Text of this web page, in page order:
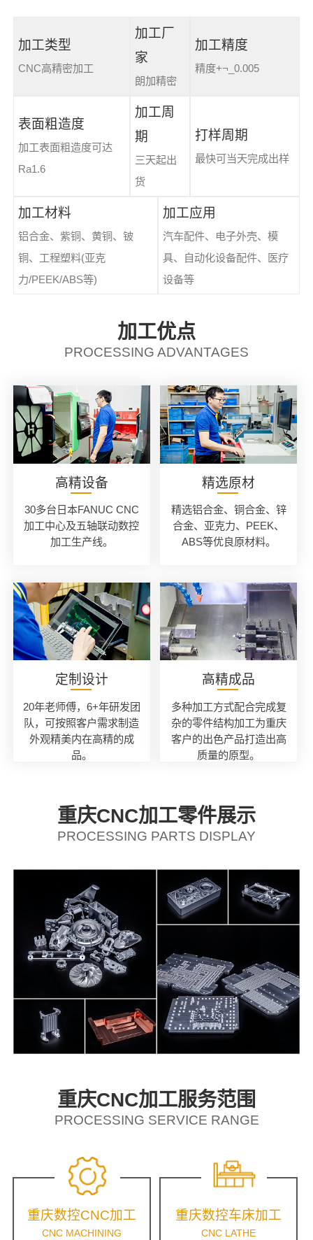
加工类型
CNC高精密加工
加工厂
家
朗加精密
加工精度
精度+¬_0.005
表面粗造度
加工表面粗造度可达
Ra1.6
加工周
期
三天起出
货
打样周期
最快可当天完成出样
加工材料
铝合金、紫铜、黄铜、铍
铜、工程塑料(亚克
力/PEEK/ABS等)
加工应用
汽车配件、电子外壳、模
具、自动化设备配件、医疗
设备等
加工优点
PROCESSING ADVANTAGES
高精设备
30多台日本FANUC CNC
加工中心及五轴联动数控
加工生产线。
精选原材
精选铝合金、铜合金、锌
合金、亚克力、PEEK、
ABS等优良原材料。
定制设计
20年老师傅，6+年研发团
队，可按照客户需求制造
外观精美内在高精的成
品。
高精成品
多种加工方式配合完成复
杂的零件结构加工为重庆
客户的出色产品打造出高
质量的原型。
重庆CNC加工零件展示
PROCESSING PARTS DISPLAY
重庆CNC加工服务范围
PROCESSING SERVICE RANGE
重庆数控CNC加工
CNC MACHINING
重庆数控车床加工
CNC LATHE